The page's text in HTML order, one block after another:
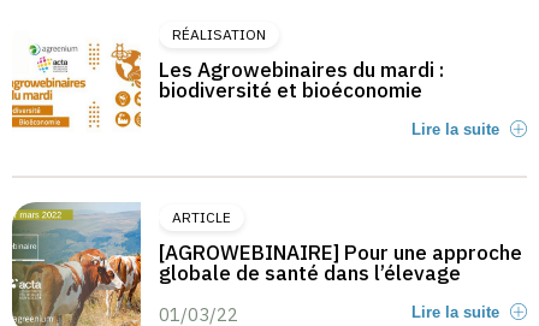
RÉALISATION
Les Agrowebinaires du mardi :
biodiversité et bioéconomie
Lire la suite
ARTICLE
[AGROWEBINAIRE] Pour une approche
globale de santé dans l’élevage
01/03/22 Lire la suite